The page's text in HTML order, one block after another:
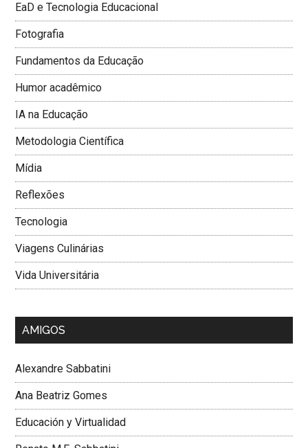
EaD e Tecnologia Educacional
Fotografia
Fundamentos da Educação
Humor acadêmico
IA na Educação
Metodologia Cientí­fica
Mí­dia
Reflexões
Tecnologia
Viagens Culinárias
Vida Universitária
AMIGOS
Alexandre Sabbatini
Ana Beatriz Gomes
Educación y Virtualidad